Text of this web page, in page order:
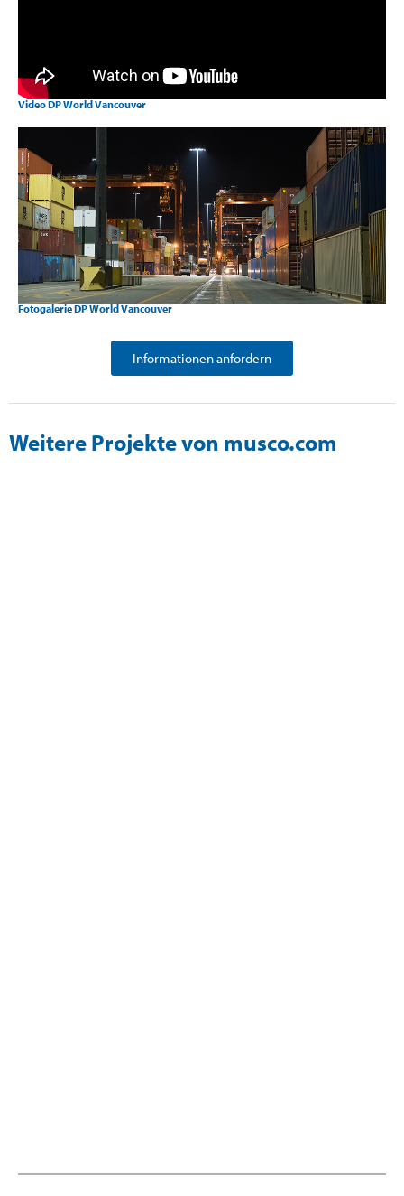
Video DP World Vancouver
Fotogalerie DP World Vancouver
Informationen anfordern
Weitere Projekte von musco.com